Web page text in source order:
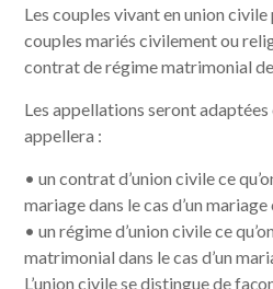
Les couples vivant en union
couples mariés civilement ou
contrat de régime matrimonial
Les appellations seront adaptées
appellera :
• un contrat d’union civile ce
mariage dans le cas d’un
• un régime d’union civile ce
matrimonial dans le cas d’un
L’union civile se distingue de